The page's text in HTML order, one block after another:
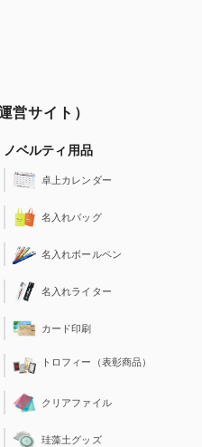
営サイト）
ノベルティ用品
卓上カレンダー
名入れバッグ
名入れボールペン
名入れライター
カード印刷
トロフィー（表彰商品）
クリアファイル
珪藻土グッズ